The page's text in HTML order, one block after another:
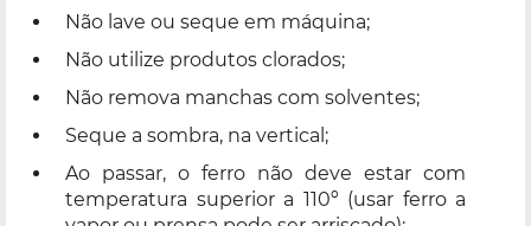
Não lave ou seque em máquina;
Não utilize produtos clorados;
Não remova manchas com solventes;
Seque a sombra, na vertical;
Ao passar, o ferro não deve estar com
temperatura superior a 110º (usar ferro a